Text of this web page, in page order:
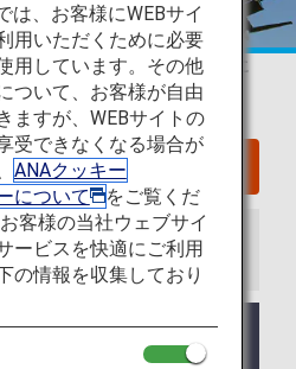
航空券
18日までの搭乗分の方が対象に
の搭乗分の方はこちら
止しておりました、特典航空
手数料のクレジットカード決
は、お客様にWEBサイ
用いただくために必要
用しています。その他
ついて、お客様が自由
ますが、WEBサイトの
受できなくなる場合が
ANAクッキー
について
をご覧くだ
客様の当社ウェブサイ
ービスを快適にご利用
の情報を収集しており